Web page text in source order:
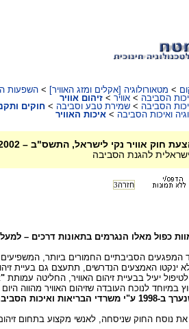
> מטאורולוגיה [אקלים ומזג האוויר] > השפעות
הסביבה > אוויר > זיהום אוויר
הסביבה > שמירת טבע וסביבה > חוקים
ואיכות הסביבה > איכות האוויר
חוק אוויר נקי לישראל, התשס"ב – 2002
להגנת הסביבה
חזרה3
הנגרמים בתאונות דרכים – למעלה מ-1,000 מקרי מוות בשנה
המפגעים הסביבתיים החמורים ביותר,
ינקטו האמצעים הנדרשים, תתעצם גם בעיית
יעיל בבעיית זיהום האוויר, החליטה עמותת
במיוחד לנוכח העובדה שזיהום האוויר מהווה
נוסח החוק שניסחה, לאנשי מקצוע בתחום